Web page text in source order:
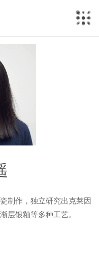
制作，独立研究出克莱因
层银釉等多种工艺。